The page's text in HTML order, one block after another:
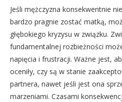
Jeśli mężczyzna konsekwentnie
bardzo pragnie zostać matką,
głębokiego kryzysu w związku.
fundamentalnej rozbieżności
napięcia i frustracji. Ważne jest,
oceniły, czy są w stanie
partnera, nawet jeśli jest ona
marzeniami. Czasami